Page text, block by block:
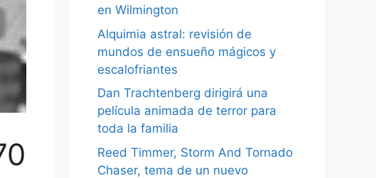
en Wilmington
Alquimia astral: revisión de
mundos de ensueño mágicos y
escalofriantes
Dan Trachtenberg dirigirá una
película animada de terror para
toda la familia
Reed Timmer, Storm And Tornado
Chaser, tema de un nuevo